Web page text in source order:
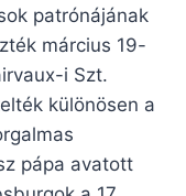
patrónájának
március 19-
i Szt.
különösen a
pápa avatott